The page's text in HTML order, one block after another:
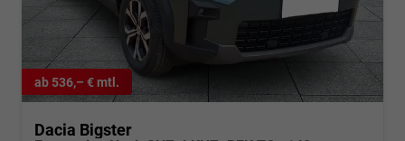
ab 536,– € mtl.
Dacia Bigster